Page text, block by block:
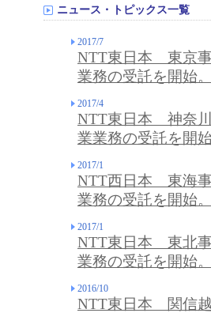
ニュース・トピックス一覧
2017/7
NTT東日本 東京事
業務の受託を開始。
2017/4
NTT東日本 神奈川
業業務の受託を開始
2017/1
NTT西日本 東海事
業務の受託を開始。
2017/1
NTT東日本 東北事
業務の受託を開始。
2016/10
NTT東日本 関信越